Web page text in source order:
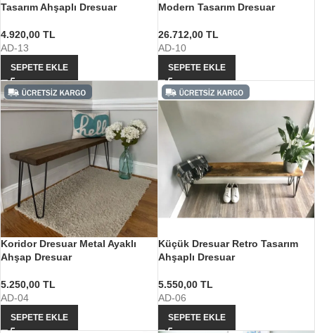
Tasarım Ahşaplı Dresuar
4.920,00 TL
AD-13
SEPETE EKLE
Modern Tasarım Dresuar
26.712,00 TL
AD-10
SEPETE EKLE
Koridor Dresuar Metal Ayaklı
Ahşap Dresuar
5.250,00 TL
AD-04
SEPETE EKLE
Küçük Dresuar Retro Tasarım
Ahşaplı Dresuar
5.550,00 TL
AD-06
SEPETE EKLE